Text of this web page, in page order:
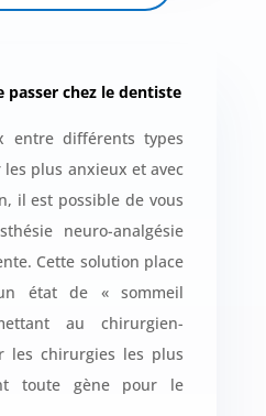
passer chez le dentiste
entre différents types
les plus anxieux et avec
il est possible de vous
neuro-analgésie
Cette solution place
état de « sommeil
au chirurgien-
les chirurgies les plus
toute gène pour le